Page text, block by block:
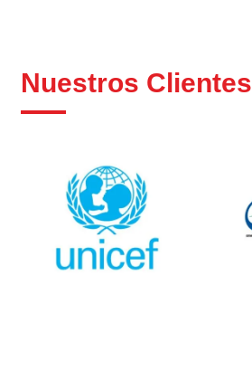
Nuestros Clientes